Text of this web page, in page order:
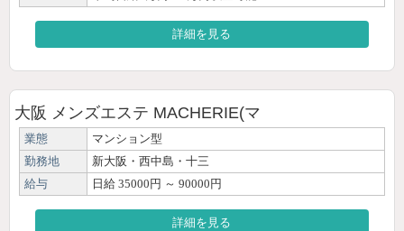
詳細を見る
大阪 メンズエステ MACHERIE(マ
業態
マンション型
勤務地
新大阪・西中島・十三
給与
日給 35000円 ～ 90000円
詳細を見る